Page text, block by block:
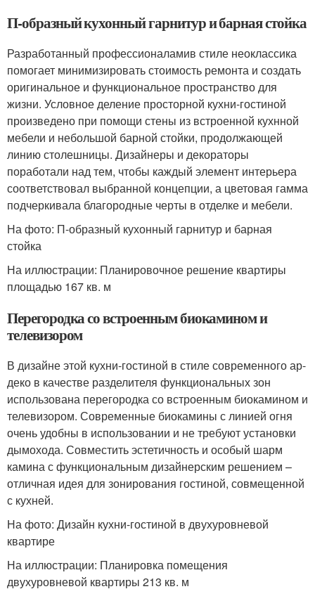
П-образный кухонный гарнитур и барная стойка
Разработанный профессионаламив стиле неоклассика
помогает минимизировать стоимость ремонта и создать
оригинальное и функциональное пространство для
жизни. Условное деление просторной кухни-гостиной
произведено при помощи стены из встроенной кухнной
мебели и небольшой барной стойки, продолжающей
линию столешницы. Дизайнеры и декораторы
поработали над тем, чтобы каждый элемент интерьера
соответствовал выбранной концепции, а цветовая гамма
подчеркивала благородные черты в отделке и мебели.
На фото: П-образный кухонный гарнитур и барная
стойка
На иллюстрации: Планировочное решение квартиры
площадью 167 кв. м
Перегородка со встроенным биокамином и
телевизором
В дизайне этой кухни-гостиной в стиле современного ар-
деко в качестве разделителя функциональных зон
использована перегородка со встроенным биокамином и
телевизором. Современные биокамины с линией огня
очень удобны в использовании и не требуют установки
дымохода. Совместить эстетичность и особый шарм
камина с функциональным дизайнерским решением –
отличная идея для зонирования гостиной, совмещенной
с кухней.
На фото: Дизайн кухни-гостиной в двухуровневой
квартире
На иллюстрации: Планировка помещения
двухуровневой квартиры 213 кв. м